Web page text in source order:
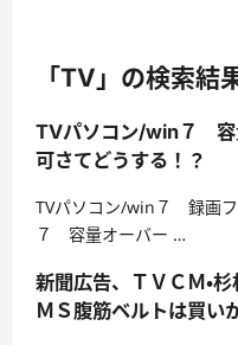
「TV」の検索結
TVパソコン/win７ 容
可さてどうする！？
TVパソコン/win７ 録画
７ 容量オーバー …
新聞広告、ＴＶＣＭ・
ＭＳ腹筋ベルトは買い